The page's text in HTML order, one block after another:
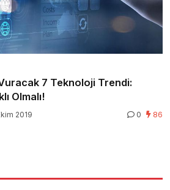
7 Teknoloji Trendi:
Olmalı!
2019 0 86